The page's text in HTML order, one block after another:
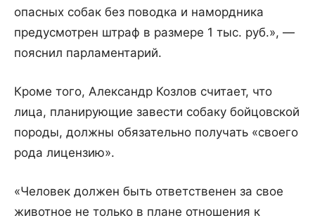
опасных собак без поводка и намордника
предусмотрен штраф в размере 1 тыс. руб.», —
пояснил парламентарий.
Кроме того, Александр Козлов считает, что
лица, планирующие завести собаку бойцовской
породы, должны обязательно получать «своего
рода лицензию».
«Человек должен быть ответственен за свое
животное не только в плане отношения к